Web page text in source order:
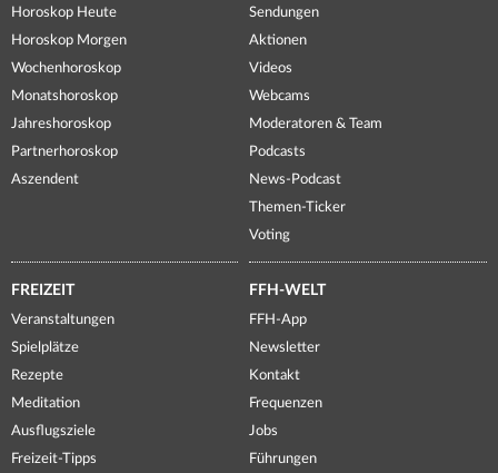
Horoskop Heute
Horoskop Morgen
Wochenhoroskop
Monatshoroskop
Jahreshoroskop
Partnerhoroskop
Aszendent
Sendungen
Aktionen
Videos
Webcams
Moderatoren & Team
Podcasts
News-Podcast
Themen-Ticker
Voting
FREIZEIT
Veranstaltungen
Spielplätze
Rezepte
Meditation
Ausflugsziele
Freizeit-Tipps
FFH-WELT
FFH-App
Newsletter
Kontakt
Frequenzen
Jobs
Führungen